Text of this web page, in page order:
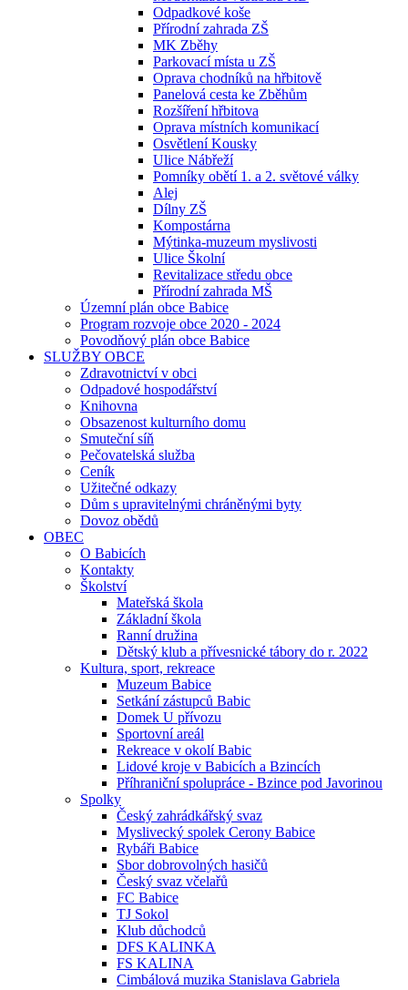
Odpadkové koše
Přírodní zahrada ZŠ
MK Zběhy
Parkovací místa u ZŠ
Oprava chodníků na hřbitově
Panelová cesta ke Zběhům
Rozšíření hřbitova
Oprava místních komunikací
Osvětlení Kousky
Ulice Nábřeží
Pomníky obětí 1. a 2. světové války
Alej
Dílny ZŠ
Kompostárna
Mýtinka-muzeum myslivosti
Ulice Školní
Revitalizace středu obce
Přírodní zahrada MŠ
Územní plán obce Babice
Program rozvoje obce 2020 - 2024
Povodňový plán obce Babice
SLUŽBY OBCE
Zdravotnictví v obci
Odpadové hospodářství
Knihovna
Obsazenost kulturního domu
Smuteční síň
Pečovatelská služba
Ceník
Užitečné odkazy
Dům s upravitelnými chráněnými byty
Dovoz obědů
OBEC
O Babicích
Kontakty
Školství
Mateřská škola
Základní škola
Ranní družina
Dětský klub a přívesnické tábory do r. 2022
Kultura, sport, rekreace
Muzeum Babice
Setkání zástupců Babic
Domek U přívozu
Sportovní areál
Rekreace v okolí Babic
Lidové kroje v Babicích a Bzincích
Příhraniční spolupráce - Bzince pod Javorinou
Spolky
Český zahrádkářský svaz
Myslivecký spolek Cerony Babice
Rybáři Babice
Sbor dobrovolných hasičů
Český svaz včelařů
FC Babice
TJ Sokol
Klub důchodců
DFS KALINKA
FS KALINA
Cimbálová muzika Stanislava Gabriela